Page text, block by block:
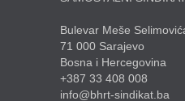
Bulevar Meše
71 000 Sarajevo
Bosna i Hercegovina
+387 33 408 008
info@bhrt-sindikat.ba